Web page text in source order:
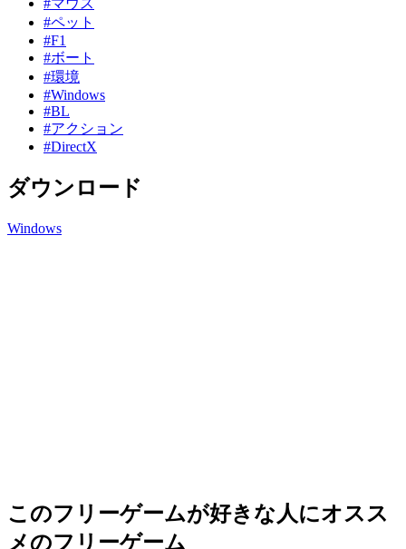
#ペット
#F1
#ボート
#環境
#Windows
#BL
#アクション
#DirectX
ダウンロード
Windows
このフリーゲームが好きな人にオスス
メのフリーゲーム